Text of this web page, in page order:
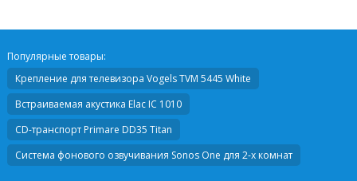
Популярные товары:
Крепление для телевизора Vogels TVM 5445 White
Встраиваемая акустика Elac IC 1010
CD-транспортPrimare DD35 Titan
Система фонового озвучивания Sonos One для 2-х комнат